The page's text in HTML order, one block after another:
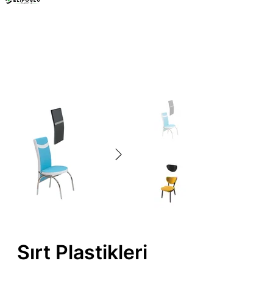
Sırt Plastikleri